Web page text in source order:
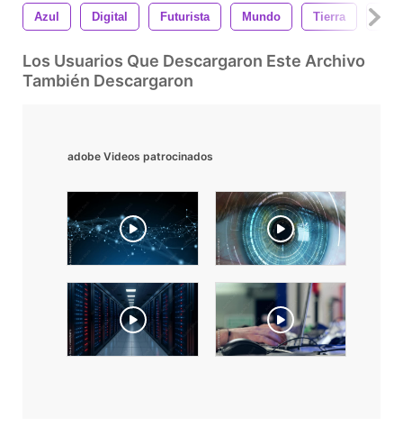
Azul Digital Futurista Mundo Tierra
Los Usuarios Que Descargaron Este Archivo
También Descargaron
adobe Videos patrocinados